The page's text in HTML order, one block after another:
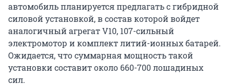
автомобиль планируется предлагать с гибридной
силовой установкой, в состав которой войдет
аналогичный агрегат V10, 107-сильный
электромотор и комплект литий-ионных батарей.
Ожидается, что суммарная мощность такой
установки составит около 660-700 лошадиных
сил.